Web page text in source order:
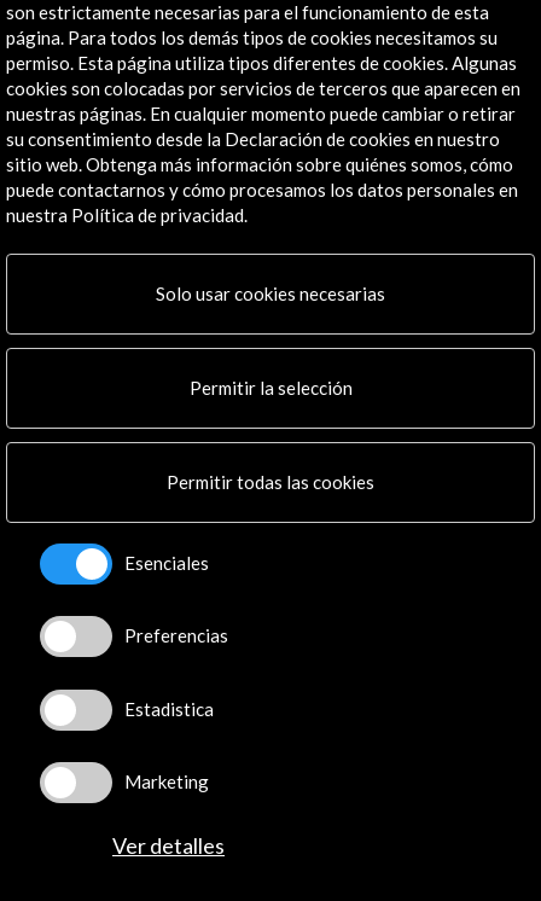
José Abascal, 4 - 4º
28003 Madrid, España
Canales de contacto
Explora
Institucional
Actividades
Programa PICE
Residencias
Multimedia
Boletín digital
Conecta
X (Twitter)
Instagram
LinkedIn
Youtube
Spotify
Flickr
TikTok
son estrictamente necesarias para el funcionamiento de esta
página. Para todos los demás tipos de cookies necesitamos su
permiso. Esta página utiliza tipos diferentes de cookies. Algunas
cookies son colocadas por servicios de terceros que aparecen en
nuestras páginas. En cualquier momento puede cambiar o retirar
su consentimiento desde la Declaración de cookies en nuestro
sitio web. Obtenga más información sobre quiénes somos, cómo
puede contactarnos y cómo procesamos los datos personales en
nuestra Política de privacidad.
Solo usar cookies necesarias
Permitir la selección
Permitir todas las cookies
Esenciales
Preferencias
Estadistica
Marketing
Ver detalles